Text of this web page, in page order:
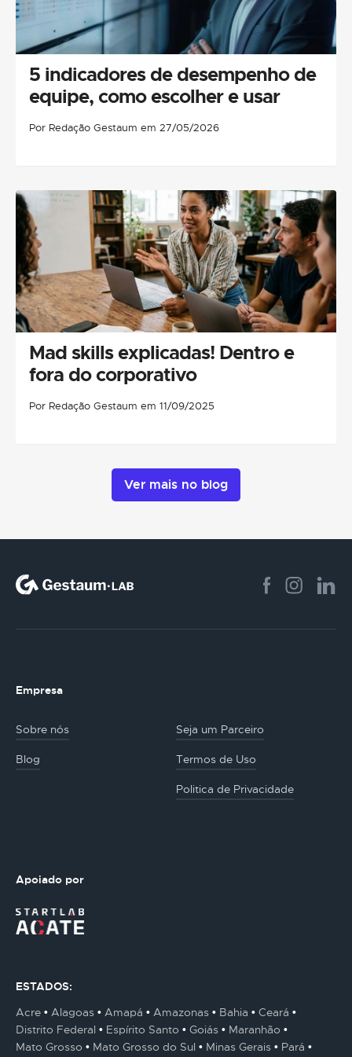
5 indicadores de desempenho de
equipe, como escolher e usar
Por Redação Gestaum em 27/05/2026
Mad skills explicadas! Dentro e
fora do corporativo
Por Redação Gestaum em 11/09/2025
Ver mais no blog
Empresa
Sobre nós Seja um Parceiro
Blog Termos de Uso
Politica de Privacidade
Apoiado por
ESTADOS:
Acre
Alagoas Amapá Amazonas Bahia
Ceará
Distrito Federal
Espírito Santo Goiás
Maranhão
Mato Grosso
Mato Grosso do Sul Minas Gerais
Pará